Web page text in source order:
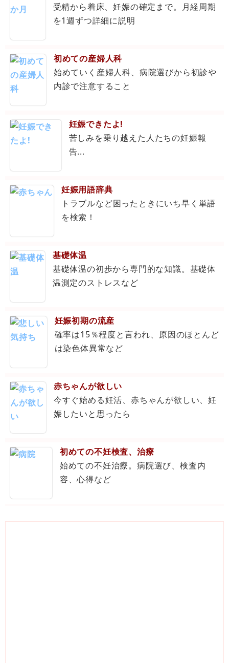
受精から着床、妊娠の確定まで。月経周期
を1週ずつ詳細に説明
初めての産婦人科
始めていく産婦人科、病院選びから初診や
内診で注意すること
妊娠できたよ!
苦しみを乗り越えた人たちの妊娠報
告...
妊娠用語辞典
トラブルなど困ったときにいち早く単語
を検索！
基礎体温
基礎体温の初歩から専門的な知識。基礎体
温測定のストレスなど
妊娠初期の流産
確率は15％程度と言われ、原因のほとんど
は染色体異常など
赤ちゃんが欲しい
今すぐ始める妊活、赤ちゃんが欲しい、妊
娠したいと思ったら
初めての不妊検査、治療
始めての不妊治療。病院選び、検査内
容、心得など